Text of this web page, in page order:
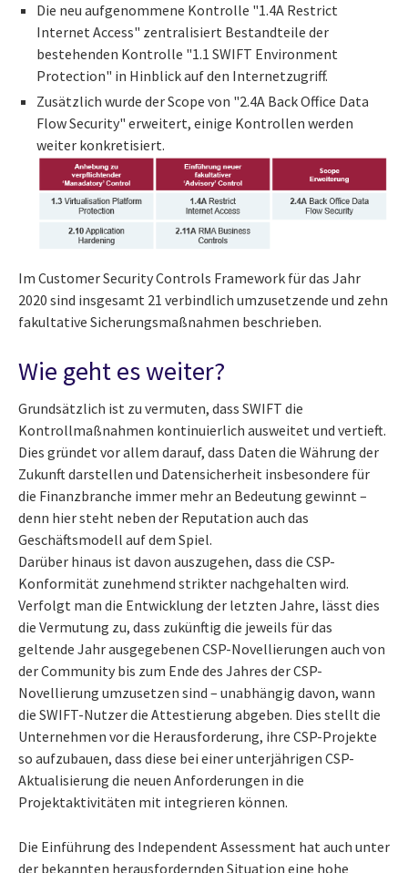
Die neu aufgenommene Kontrolle "1.4A Restrict
Internet Access" zentralisiert Bestandteile der
bestehenden Kontrolle "1.1 SWIFT Environment
Protection" in Hinblick auf den Internetzugriff.
Zusätzlich wurde der Scope von "2.4A Back Office Data
Flow Security" erweitert, einige Kontrollen werden
weiter konkretisiert.
Im Customer Security Controls Framework für das Jahr
2020 sind insgesamt 21 verbindlich umzusetzende und zehn
fakultative Sicherungsmaßnahmen beschrieben.
Wie geht es weiter?
Grundsätzlich ist zu vermuten, dass SWIFT die
Kontrollmaßnahmen kontinuierlich ausweitet und vertieft.
Dies gründet vor allem darauf, dass Daten die Währung der
Zukunft darstellen und Datensicherheit insbesondere für
die Finanzbranche immer mehr an Bedeutung gewinnt –
denn hier steht neben der Reputation auch das
Geschäftsmodell auf dem Spiel.
Darüber hinaus ist davon auszugehen, dass die CSP-
Konformität zunehmend strikter nachgehalten wird.
Verfolgt man die Entwicklung der letzten Jahre, lässt dies
die Vermutung zu, dass zukünftig die jeweils für das
geltende Jahr ausgegebenen CSP-Novellierungen auch von
der Community bis zum Ende des Jahres der CSP-
Novellierung umzusetzen sind – unabhängig davon, wann
die SWIFT-Nutzer die Attestierung abgeben. Dies stellt die
Unternehmen vor die Herausforderung, ihre CSP-Projekte
so aufzubauen, dass diese bei einer unterjährigen CSP-
Aktualisierung die neuen Anforderungen in die
Projektaktivitäten mit integrieren können.
Die Einführung des Independent Assessment hat auch unter
der bekannten herausfordernden Situation eine hohe